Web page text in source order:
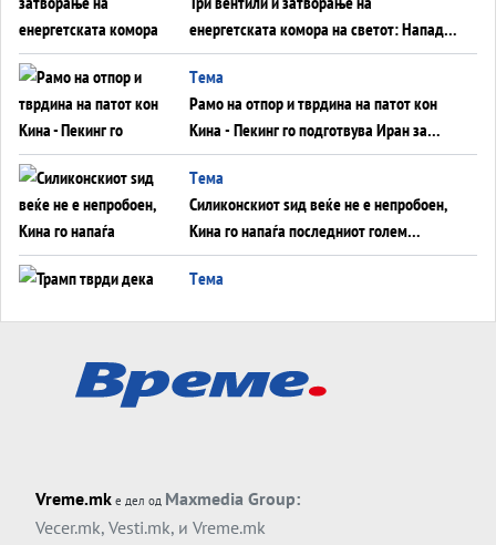
енергетската комора на светот: Нападот
во Суец најавува глобален енергетски
инфаркт?
Tема
Рамо на отпор и тврдина на патот кон
Кина - Пекинг го подготвува Иран за
американска копнена инвазија
Tема
Силиконскиот ѕид веќе не е непробоен,
Кина го напаѓа последниот голем
монопол на Западот?
Tема
Tема
ДЛАБОКО УДОЛУ: Сметководствените
АТОМСКО ДОМИНО НА БЛИСКИОТ
ИСТОК
Vreme.mk е дел од Maxmedia Group:
Vecer.mk, Vesti.mk, и Vreme.mk